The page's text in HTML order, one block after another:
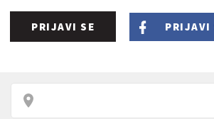
PRIJAVI SE PRIJAVI